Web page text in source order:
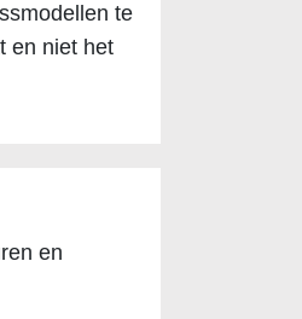
te
en niet het
en